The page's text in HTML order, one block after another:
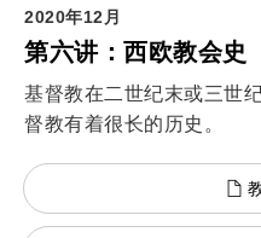
2020年12月
第六讲：西欧教会史
基督教在二世纪末或三世
督教有着很长的历史。